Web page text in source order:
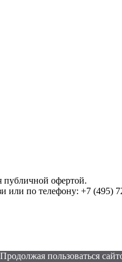
публичной офертой.
или по телефону: +7 (495)
пользоваться